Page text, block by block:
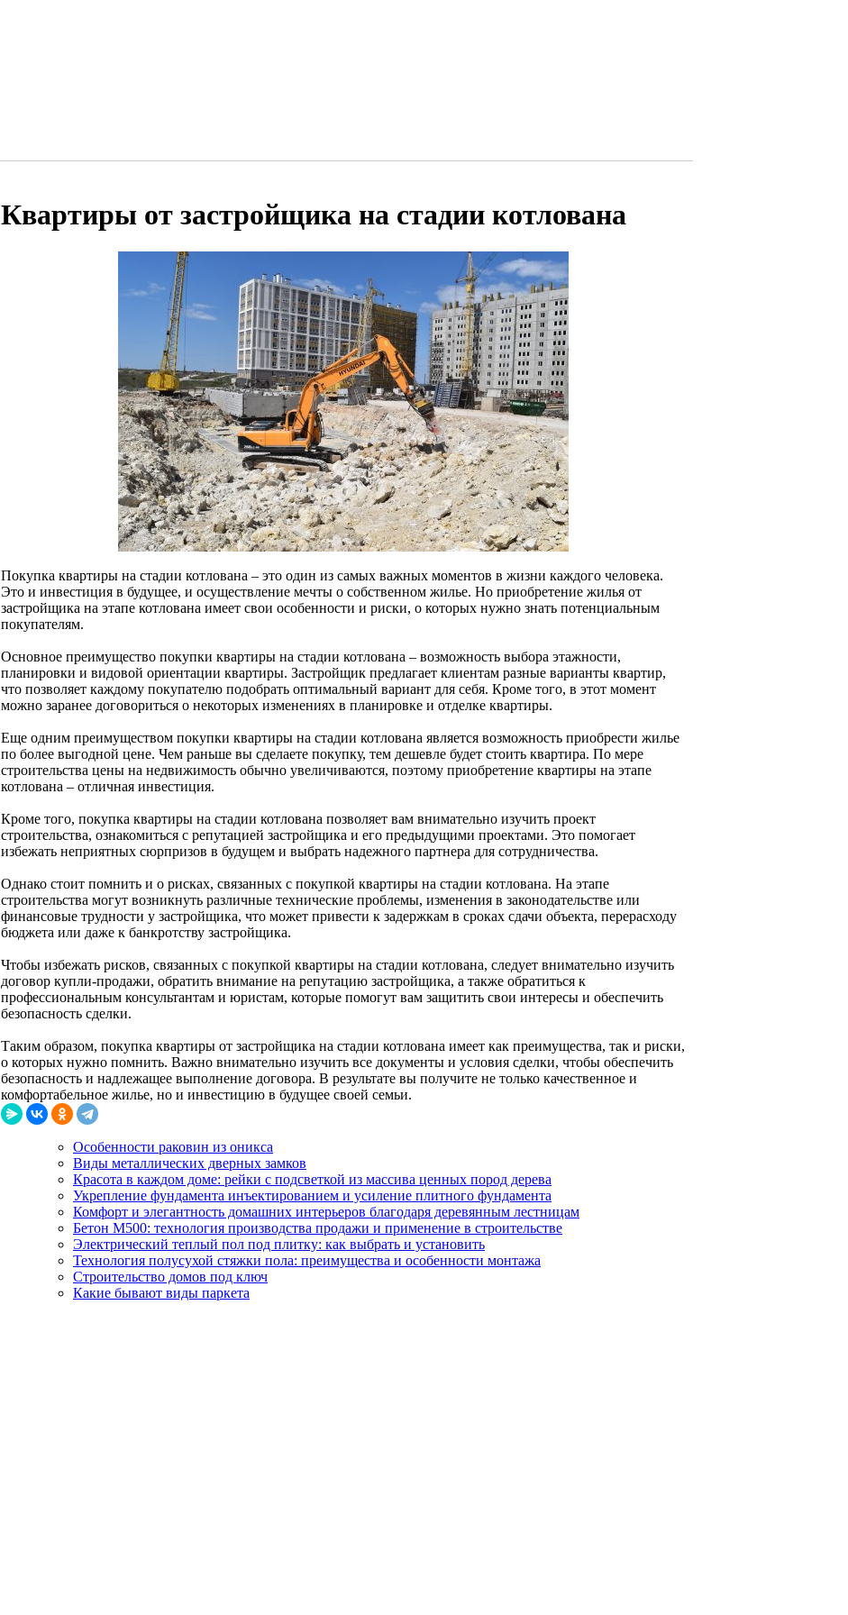
Квартиры от застройщика на стадии котлована
Покупка квартиры на стадии котлована – это один из самых важных моментов в жизни каждого человека.
Это и инвестиция в будущее, и осуществление мечты о собственном жилье. Но приобретение жилья от
застройщика на этапе котлована имеет свои особенности и риски, о которых нужно знать потенциальным
покупателям.
Основное преимущество покупки квартиры на стадии котлована – возможность выбора этажности,
планировки и видовой ориентации квартиры. Застройщик предлагает клиентам разные варианты квартир,
что позволяет каждому покупателю подобрать оптимальный вариант для себя. Кроме того, в этот момент
можно заранее договориться о некоторых изменениях в планировке и отделке квартиры.
Еще одним преимуществом покупки квартиры на стадии котлована является возможность приобрести жилье
по более выгодной цене. Чем раньше вы сделаете покупку, тем дешевле будет стоить квартира. По мере
строительства цены на недвижимость обычно увеличиваются, поэтому приобретение квартиры на этапе
котлована – отличная инвестиция.
Кроме того, покупка квартиры на стадии котлована позволяет вам внимательно изучить проект
строительства, ознакомиться с репутацией застройщика и его предыдущими проектами. Это помогает
избежать неприятных сюрпризов в будущем и выбрать надежного партнера для сотрудничества.
Однако стоит помнить и о рисках, связанных с покупкой квартиры на стадии котлована. На этапе
строительства могут возникнуть различные технические проблемы, изменения в законодательстве или
финансовые трудности у застройщика, что может привести к задержкам в сроках сдачи объекта, перерасходу
бюджета или даже к банкротству застройщика.
Чтобы избежать рисков, связанных с покупкой квартиры на стадии котлована, следует внимательно изучить
договор купли-продажи, обратить внимание на репутацию застройщика, а также обратиться к
профессиональным консультантам и юристам, которые помогут вам защитить свои интересы и обеспечить
безопасность сделки.
Таким образом, покупка квартиры от застройщика на стадии котлована имеет как преимущества, так и риски,
о которых нужно помнить. Важно внимательно изучить все документы и условия сделки, чтобы обеспечить
безопасность и надлежащее выполнение договора. В результате вы получите не только качественное и
комфортабельное жилье, но и инвестицию в будущее своей семьи.
Особенности раковин из оникса
Виды металлических дверных замков
Красота в каждом доме: рейки с подсветкой из массива ценных пород дерева
Укрепление фундамента инъектированием и усиление плитного фундамента
Комфорт и элегантность домашних интерьеров благодаря деревянным лестницам
Бетон М500: технология производства продажи и применение в строительстве
Электрический теплый пол под плитку: как выбрать и установить
Технология полусухой стяжки пола: преимущества и особенности монтажа
Строительство домов под ключ
Какие бывают виды паркета